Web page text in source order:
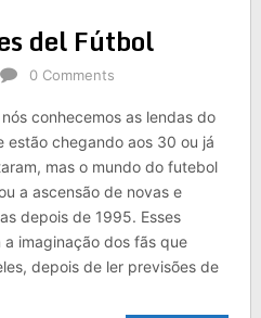
del Fútbol
0 Comments
conhecemos as lendas do
estão chegando aos 30 ou já
mas o mundo do futebol
a ascensão de novas e
depois de 1995. Esses
imaginação dos fãs que
depois de ler previsões de